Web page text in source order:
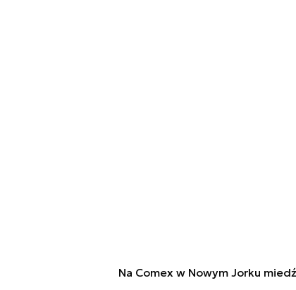
Na Comex w Nowym Jorku